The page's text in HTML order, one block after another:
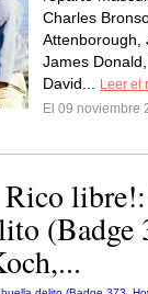
Charles
Attenborough,
James
David...
Leer el
El 09 noviembre
Rico
(Badge